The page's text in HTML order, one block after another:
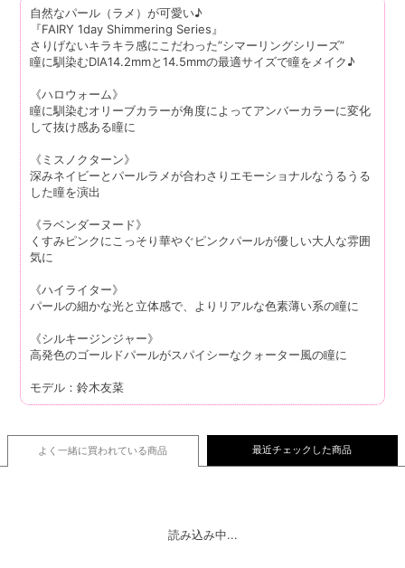
自然なパール（ラメ）が可愛い♪
『FAIRY 1day Shimmering Series』
さりげないキラキラ感にこだわった”シマーリングシリーズ”
瞳に馴染むDIA14.2mmと14.5mmの最適サイズで瞳をメイク♪
《ハロウォーム》
瞳に馴染むオリーブカラーが角度によってアンバーカラーに変化
して抜け感ある瞳に
《ミスノクターン》
深みネイビーとパールラメが合わさりエモーショナルなうるうる
した瞳を演出
《ラベンダーヌード》
くすみピンクにこっそり華やぐピンクパールが優しい大人な雰囲
気に
《ハイライター》
パールの細かな光と立体感で、よりリアルな色素薄い系の瞳に
《シルキージンジャー》
高発色のゴールドパールがスパイシーなクォーター風の瞳に
モデル：鈴木友菜
よく一緒に買われている商品 最近チェックした商品
読み込み中...